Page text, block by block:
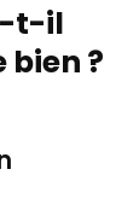
t-il
?